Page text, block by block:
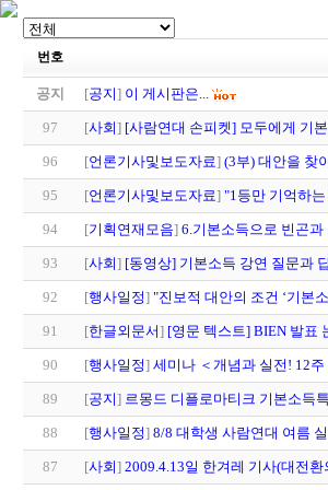
번호
공지 [공지] 이 게시판은...
97 [사회] [사람연대 손피켓] 모두에게 기
96 [언론기사및보도자료] (3부) 대안을
95 [언론기사및보도자료] "1등만 기억하
94 [기획연재모음] 6.기본소득으로 빈곤
93 [사회] [동영상] 기본소득 강연 질문과
92 [행사일정] "진보적 대안의 조건 ‘기본
91 [한글외문서] [영문 텍스트] BIEN 발표
90 [행사일정] 세미나 ＜개념과 실전! 12
89 [공지] 르몽드 디플로마티크 기본소득
88 [행사일정] 8/8 대학생 사람연대 여름
87 [사회] 2009.4.13일 한겨레 기사(대전